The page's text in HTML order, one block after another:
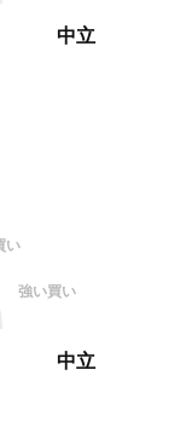
中立
い
強い買い
中立